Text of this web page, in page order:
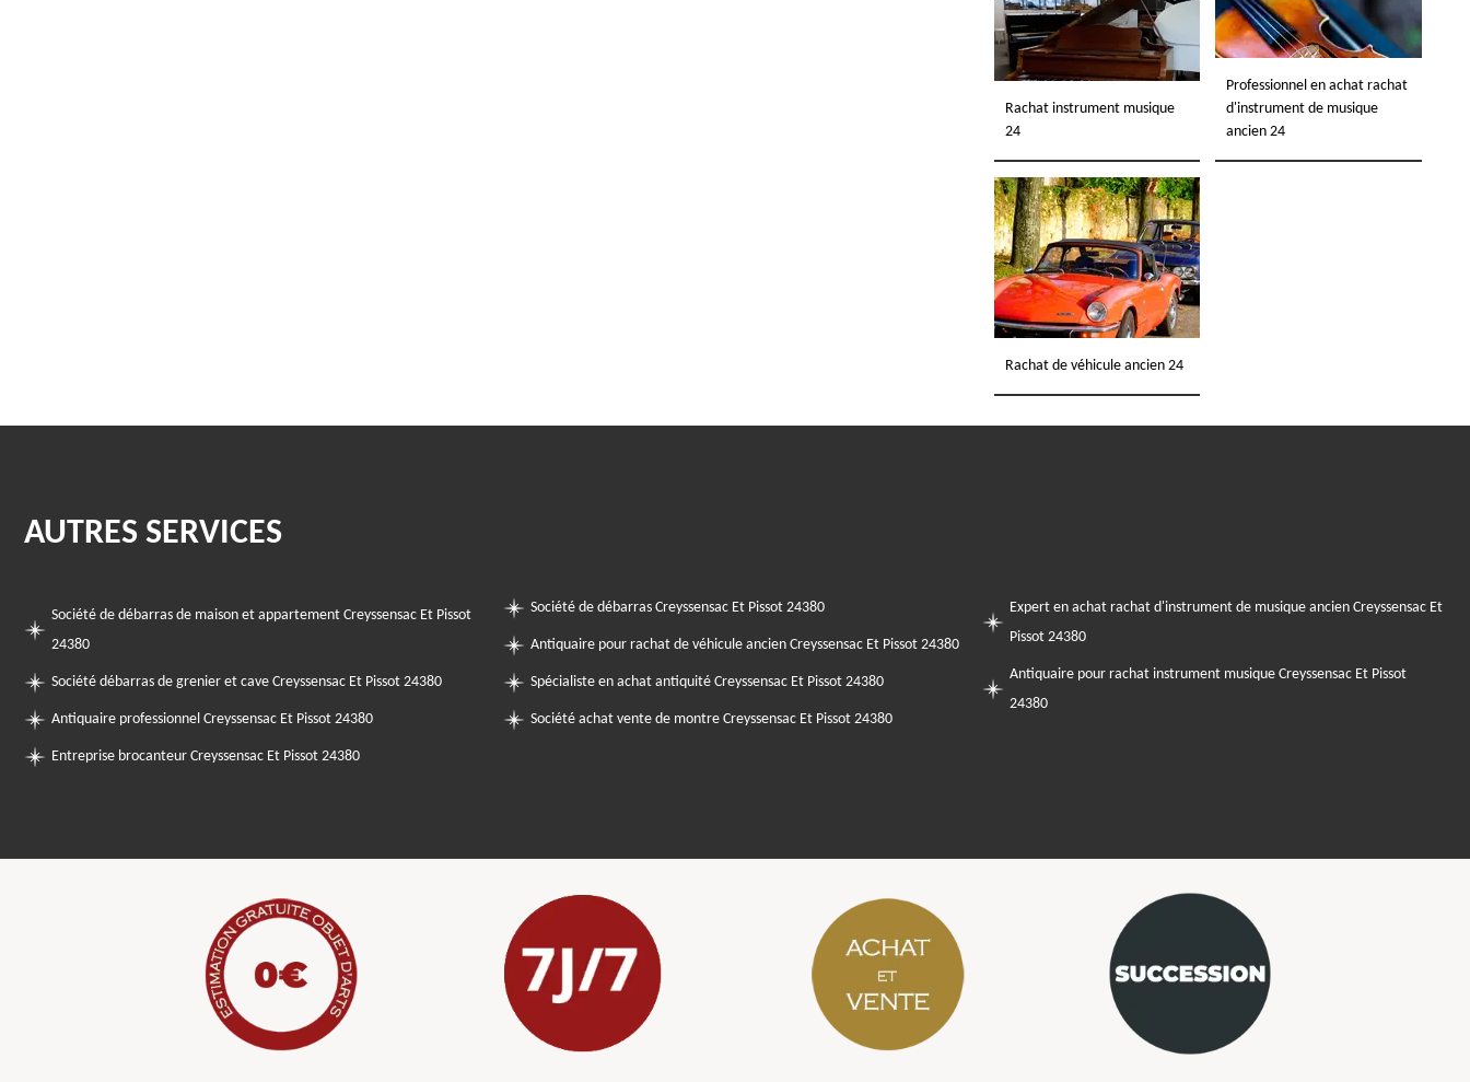
Rachat instrument musique
24
Professionnel en achat rachat
d'instrument de musique
ancien 24
Rachat de véhicule ancien 24
AUTRES SERVICES
Société de débarras de maison et appartement Creyssensac Et Pissot
24380
Société débarras de grenier et cave Creyssensac Et Pissot 24380
Antiquaire professionnel Creyssensac Et Pissot 24380
Entreprise brocanteur Creyssensac Et Pissot 24380
Société de débarras Creyssensac Et Pissot 24380
Antiquaire pour rachat de véhicule ancien Creyssensac Et Pissot 24380
Spécialiste en achat antiquité Creyssensac Et Pissot 24380
Société achat vente de montre Creyssensac Et Pissot 24380
Expert en achat rachat d'instrument de musique ancien Creyssensac Et
Pissot 24380
Antiquaire pour rachat instrument musique Creyssensac Et Pissot
24380